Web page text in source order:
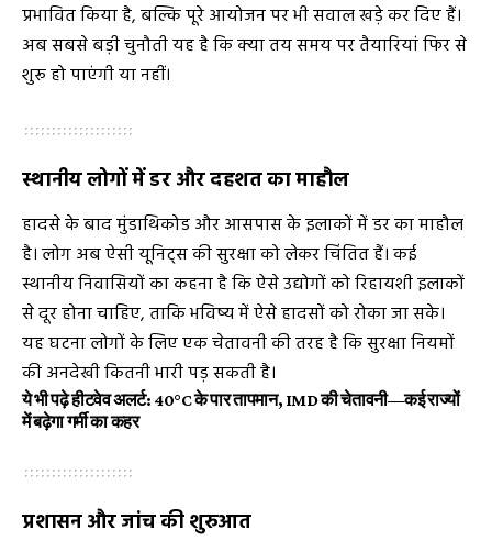
प्रभावित किया है, बल्कि पूरे आयोजन पर भी सवाल खड़े कर दिए हैं।
अब सबसे बड़ी चुनौती यह है कि क्या तय समय पर तैयारियां फिर से
शुरू हो पाएंगी या नहीं।
स्थानीय लोगों में डर और दहशत का माहौल
हादसे के बाद मुंडाथिकोड और आसपास के इलाकों में डर का माहौल
है। लोग अब ऐसी यूनिट्स की सुरक्षा को लेकर चिंतित हैं। कई
स्थानीय निवासियों का कहना है कि ऐसे उद्योगों को रिहायशी इलाकों
से दूर होना चाहिए, ताकि भविष्य में ऐसे हादसों को रोका जा सके।
यह घटना लोगों के लिए एक चेतावनी की तरह है कि सुरक्षा नियमों
की अनदेखी कितनी भारी पड़ सकती है।
ये भी पढ़ेहीटवेव अलर्ट: 40°C के पार तापमान, IMD की चेतावनी—कई राज्यों
में बढ़ेगा गर्मी का कहर
प्रशासन और जांच की शुरुआत